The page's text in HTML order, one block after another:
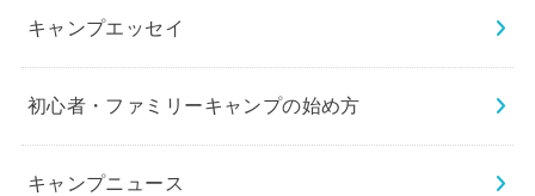
キャンプエッセイ
初心者・ファミリーキャンプの始め方
キャンプニュース